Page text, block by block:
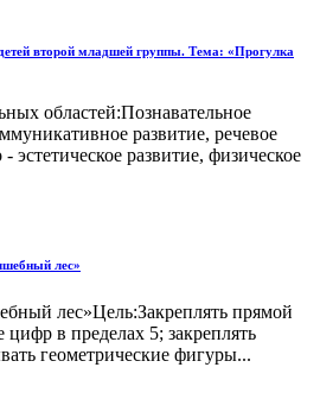
второй младшей группы. Тема: «Прогулка
областей:Познавательное
развитие, речевое
эстетическое развитие, физическое
лес»
лес»Цель:Закреплять прямой
цифр в пределах 5; закреплять
геометрические фигуры...